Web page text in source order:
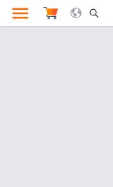
Search Opener Icon